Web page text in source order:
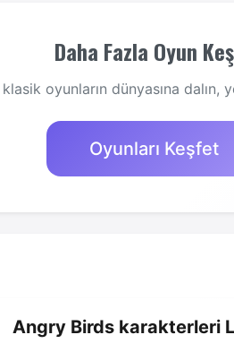
Daha Fazla Oyun
oyunların dünyasına dalın,
Oyunları Keşfet
Angry Birds karakterleri